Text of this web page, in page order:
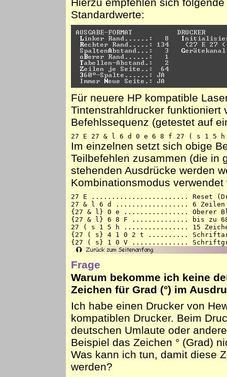
Standardwerte:
Für neuere HP kompatible
Tintenstrahldrucker funktioniert
Befehlssequenz (getestet auf
27 E 27 & l 6 d 0 e 6 8 f 27 ( s 1 5
Im einzelnen setzt sich obige
Teilbefehlen zusammen (die in
stehenden Ausdrücke werden
Kombinationsmodus verwendet
27 E ........................ Reset
27 & l 6 d .................. 6 Zeilen
{27 & l} 0 e ................ Oberer
{27 & l} 6 8 F .............. bis zu 68
27 ( s 1 5 h ................ 15
{27 ( s} 4 1 0 2 t ..........
{27 ( s} 1 0 V ..............
Frage
Warum bekomme ich keine
Zeichen für Grad (°) im
Ich habe einen Drucker von
kompatiblen Drucker. Beim
deutschen Umlaute oder
Beispiel das Zeichen ° (Grad)
Was kann ich tun, damit diese
werden?